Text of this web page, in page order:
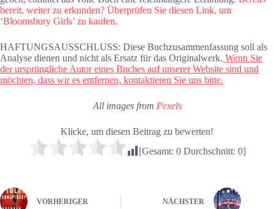
bereit, weiter zu erkunden? Überprüfen Sie diesen Link, um
‘Bloomsbury Girls’ zu kaufen.
HAFTUNGSAUSSCHLUSS: Diese Buchzusammenfassung soll als
Analyse dienen und nicht als Ersatz für das Originalwerk. Wenn Sie
der ursprüngliche Autor eines Buches auf unserer Website sind und
möchten, dass wir es entfernen, kontaktieren Sie uns bitte.
All images from Pexels
Klicke, um diesen Beitrag zu bewerten!
[Gesamt: 0Durchschnitt: 0]
VORHERIGER NÄCHSTER